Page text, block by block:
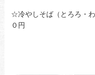
☆冷やしそば（とろ
０円